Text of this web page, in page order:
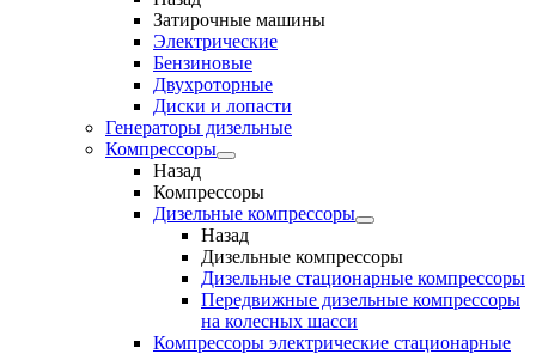
Затирочные машины
Электрические
Бензиновые
Двухроторные
Диски и лопасти
Генераторы дизельные
Компрессоры
Назад
Компрессоры
Дизельные компрессоры
Назад
Дизельные компрессоры
Дизельные стационарные компрессоры
Передвижные дизельные компрессоры
на колесных шасси
Компрессоры электрические стационарные